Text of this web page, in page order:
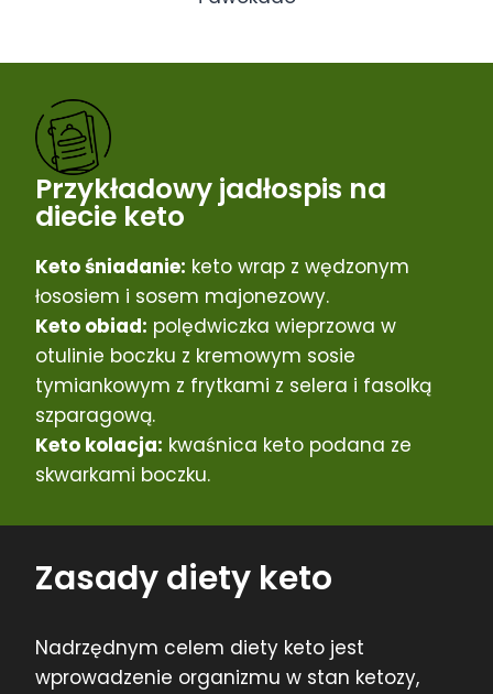
Przykładowy jadłospis na
diecie keto
Keto śniadanie: keto wrap z wędzonym
łososiem i sosem majonezowy.
Keto obiad: polędwiczka wieprzowa w
otulinie boczku z kremowym sosie
tymiankowym z frytkami z selera i fasolką
szparagową.
Keto kolacja: kwaśnica keto podana ze
skwarkami boczku.
Zasady diety keto
Nadrzędnym celem diety keto jest
wprowadzenie organizmu w stan ketozy,